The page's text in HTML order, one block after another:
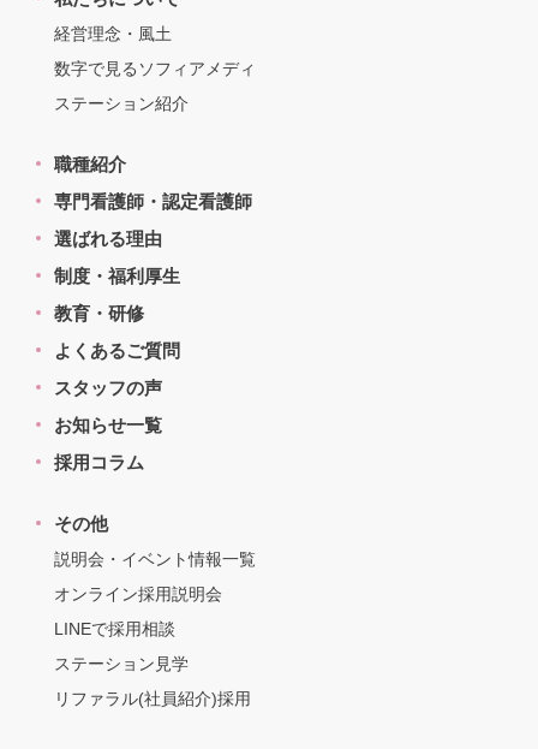
経営理念・風土
数字で見るソフィアメディ
ステーション紹介
職種紹介
専門看護師・認定看護師
選ばれる理由
制度・福利厚生
教育・研修
よくあるご質問
スタッフの声
お知らせ一覧
採用コラム
その他
説明会・イベント情報一覧
オンライン採用説明会
LINEで採用相談
ステーション見学
リファラル(社員紹介)採用